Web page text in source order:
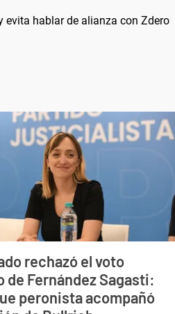
evita hablar de alianza con Zdero
rechazó el voto
de Fernández Sagasti:
peronista acompañó